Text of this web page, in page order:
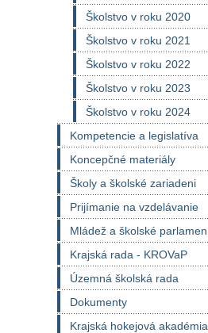
Školstvo v roku 2020
Školstvo v roku 2021
Školstvo v roku 2022
Školstvo v roku 2023
Školstvo v roku 2024
Kompetencie a legislatíva
Koncepčné materiály
Školy a školské zariadeni
Prijímanie na vzdelávanie
Mládež a školské parlamen
Krajská rada - KROVaP
Územná školská rada
Dokumenty
Krajská hokejová akadémia